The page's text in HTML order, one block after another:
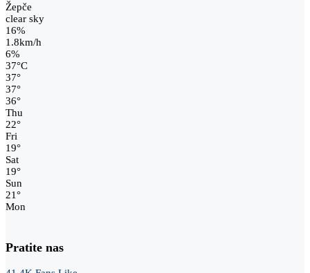
Žepče
clear sky
16%
1.8km/h
6%
37°C
37°
37°
36°
Thu
22°
Fri
19°
Sat
19°
Sun
21°
Mon
Pratite nas